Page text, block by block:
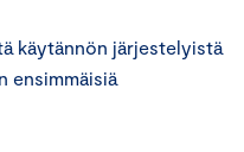
käytännön järjestelyistä
ensimmäisiä